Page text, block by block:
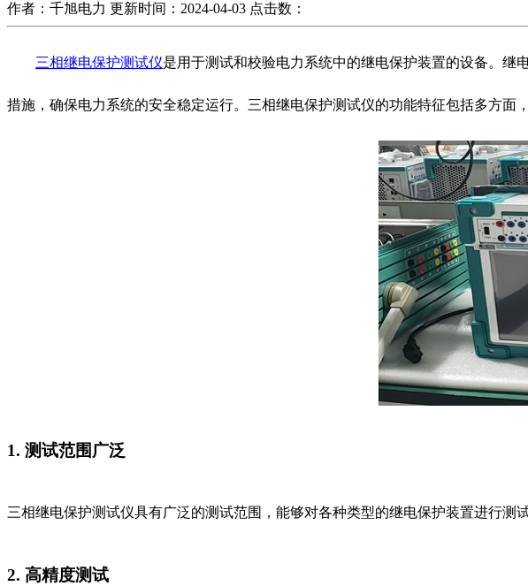
作者：千旭电力 更新时间：2024-04-03 点击数：
三相继电保护测试仪是用于测试和校验电力系统中的继电保护装置的设备。继
措施，确保电力系统的安全稳定运行。三相继电保护测试仪的功能特征包括多方面
1. 测试范围广泛
三相继电保护测试仪具有广泛的测试范围，能够对各种类型的继电保护装置进行
2. 高精度测试